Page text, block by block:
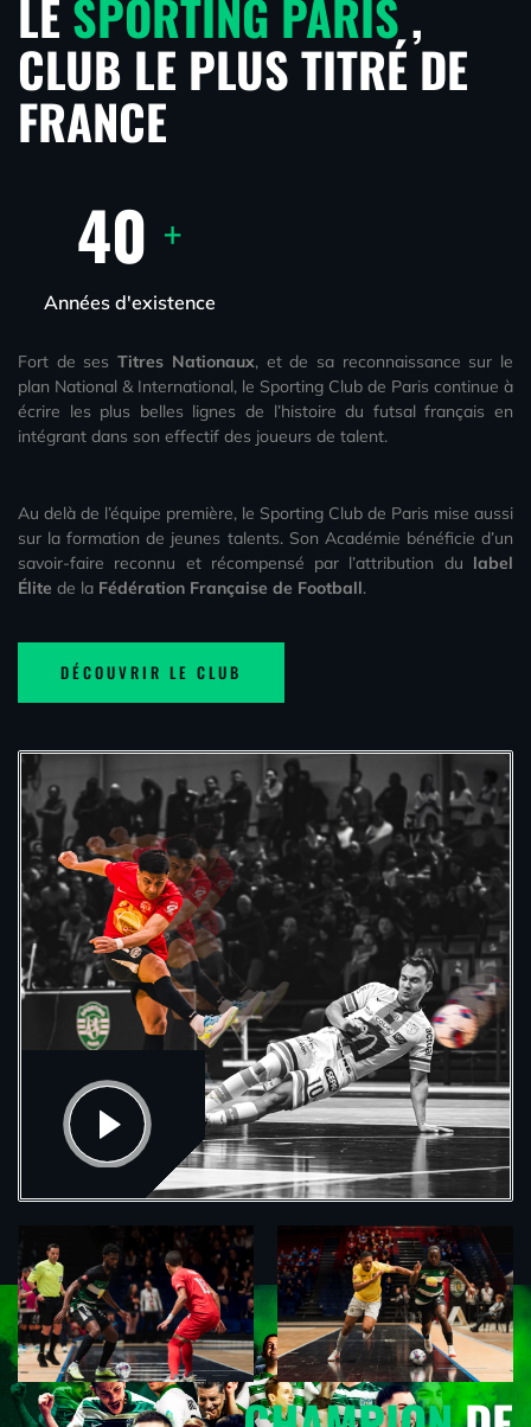
LE SPORTING PARIS ,
CLUB LE PLUS TITRÉ DE
FRANCE
40 +
Années d'existence
Fort de sesTitres Nationaux, et de sa reconnaissance sur le
plan National & International, le Sporting Club de Paris continue à
écrire les plus belles lignes de l’histoire du futsal français en
intégrant dans son effectif des joueurs de talent.
Au delà de l’équipe première, le Sporting Club de Paris mise aussi
sur la formation de jeunes talents. Son Académie bénéficie d’un
savoir-faire reconnu et récompensé par l’attribution du label
Élite de la Fédération Française de Football.
DÉCOUVRIR LE CLUB
SPORTING PARIS